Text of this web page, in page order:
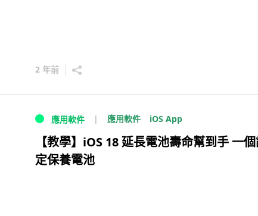
2 年前
應用軟件 應用軟件 iOS App
【教學】iOS 18 延長電池壽命幫到手 一
定保養電池